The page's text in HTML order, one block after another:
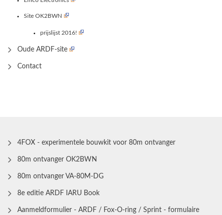
Site OK2BWN
prijslijst 2016!
Oude ARDF-site
Contact
4FOX - experimentele bouwkit voor 80m ontvanger
80m ontvanger OK2BWN
80m ontvanger VA-80M-DG
8e editie ARDF IARU Book
Aanmeldformulier - ARDF / Fox-O-ring / Sprint - formulaire